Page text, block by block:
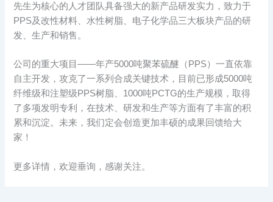
先生为核心的人才团队具备强大的新产品研发实力，致力于
PPS及改性材料、水性树脂、电子化学品三大板块产品的研
发、生产和销售。
公司的重大项目——年产5000吨聚苯硫醚（PPS）一直依靠
自主开发，攻克了一系列合成关键技术，目前已形成5000吨
纤维级和注塑级PPS树脂、1000吨PCTG的生产规模，取得
了多项发明专利，在技术、研发和生产等方面有了丰富的积
累和沉淀。未来，我们定会创造更加丰硕的成果回馈给大
家！
更多详情，欢迎垂询，感谢关注。